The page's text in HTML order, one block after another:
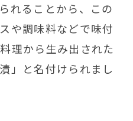
れることから、この
や調味料などで味付
理から生み出された
」と名付けられまし